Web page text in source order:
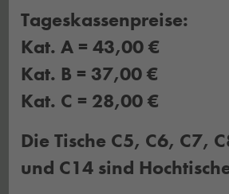
Tageskassenpreise:
Kat. A = 43,00 €
Kat. B = 37,00 €
Kat. C = 28,00 €
Die Tische C5, C6, C7,
und C14 sind